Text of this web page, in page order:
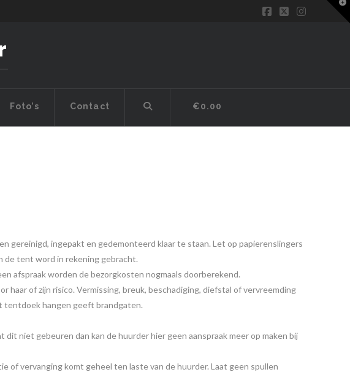
Instagram
Foto’s Contact €0.00
gereinigd, ingepakt en gedemonteerd klaar te staan. Let op papierenslingers
de tent word in rekening gebracht.
afspraak worden de bezorgkosten nogmaals doorberekend.
of zijn risico. Vermissing, breuk, beschadiging, diefstal of vervreemding
tentdoek hangen geeft brandgaten.
niet gebeuren dan kan de huurder hier geen aanspraak meer op maken bij
of vervanging komt geheel ten laste van de huurder. Laat geen spullen